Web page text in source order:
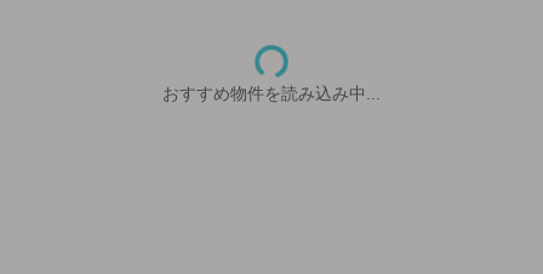
おすすめ物件を読み込み中...